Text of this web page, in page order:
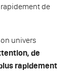
de
univers
de
rapidement